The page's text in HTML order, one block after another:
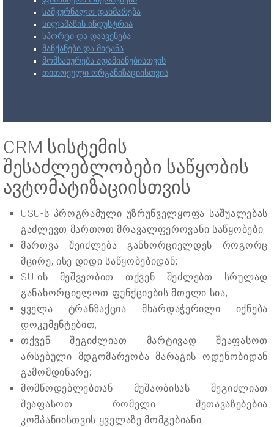
სამკურნალო დახმარება
სილამაზის ინდუსტრია
სპორტი და დასვენება
მანქანები და მიტანა
მომსახურება ადამიანებისთვის
თითოეული ორგანიზაციისთვის
CRM სისტემის
შესაძლებლობები საწყობის
ავტომატიზაციისთვის
USU-ს პროგრამული უზრუნველყოფა საშუალებას
გაძლევთ მართოთ მრავალფეროვანი საწყობები;
მართვა შეიძლება განხორციელდეს როგორც
მცირე, ისე დიდი საწყობებიდან;
SU-ის მეშვეობით თქვენ შეძლებთ სრულად
განახორციელოთ ფუნქციების მთელი სია;
ყველა ტრანზაქცია მხარდაჭერილი იქნება
დოკუმენტებით;
თქვენ შეგიძლიათ მარტივად შეაფასოთ
არსებული მდგომარეობა მარაგის ოდენობიდან
გამომდინარე;
მომწოდებლებთან მუშაობისას შეგიძლიათ
შეაფასოთ რომელი შეთავაზებებია
კომპანიისთვის ყველაზე მომგებიანი;